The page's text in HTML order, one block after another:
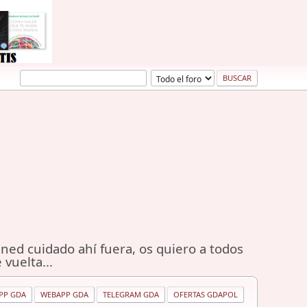
cuidado ahí fuera, os quiero a todos
vuelta...
GDA WEBAPP GDA TELEGRAM GDA OFERTAS GDAPOL